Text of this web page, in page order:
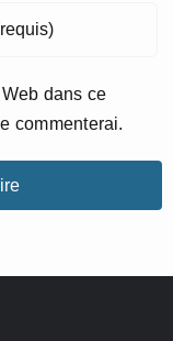
dans ce
commenterai.